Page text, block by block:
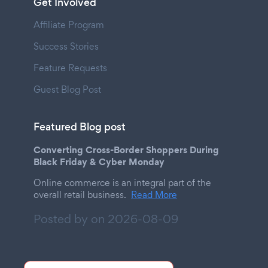
Affiliate Program
Success Stories
Feature Requests
Guest Blog Post
Featured Blog post
Converting Cross-Border Shoppers During
Black Friday & Cyber Monday
Online commerce is an integral part of the
overall retail business. Read More
Posted by on 2026-08-09